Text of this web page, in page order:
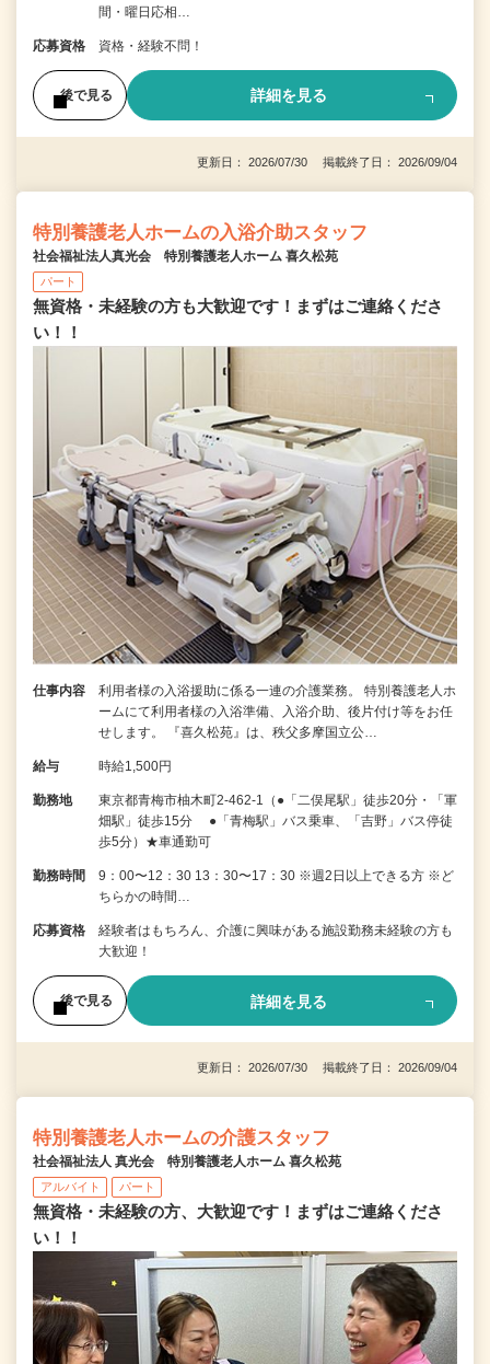
間・曜日応相…
応募資格 資格・経験不問！
後で見る 詳細を見る
更新日： 2026/07/30 掲載終了日： 2026/09/04
特別養護老人ホームの入浴介助スタッフ
社会福祉法人真光会 特別養護老人ホーム 喜久松苑
パート
無資格・未経験の方も大歓迎です！まずはご連絡くださ
い！！
仕事内容
利用者様の入浴援助に係る一連の介護業務。 特別養護老人ホ
ームにて利用者様の入浴準備、入浴介助、後片付け等をお任
せします。 『喜久松苑』は、秩父多摩国立公…
給与 時給1,500円
勤務地
東京都青梅市柚木町2-462-1（●「二俣尾駅」徒歩20分・「軍
畑駅」徒歩15分 ●「青梅駅」バス乗車、「吉野」バス停徒
歩5分）★車通勤可
勤務時間
9：00〜12：30 13：30〜17：30 ※週2日以上できる方 ※ど
ちらかの時間…
応募資格
経験者はもちろん、介護に興味がある施設勤務未経験の方も
大歓迎！
後で見る 詳細を見る
更新日： 2026/07/30 掲載終了日： 2026/09/04
特別養護老人ホームの介護スタッフ
社会福祉法人 真光会 特別養護老人ホーム 喜久松苑
アルバイト パート
無資格・未経験の方、大歓迎です！まずはご連絡くださ
い！！